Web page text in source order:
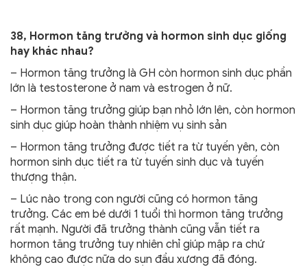
38, Hormon tăng trưởng và hormon sinh dục giống
hay khác nhau?
– Hormon tăng trưởng là GH còn hormon sinh dục phần
lớn là testosterone ở nam và estrogen ở nữ.
– Hormon tăng trưởng giúp bạn nhỏ lớn lên, còn hormon
sinh dục giúp hoàn thành nhiệm vụ sinh sản
– Hormon tăng trưởng được tiết ra từ tuyến yên, còn
hormon sinh dục tiết ra từ tuyến sinh dục và tuyến
thượng thận.
– Lúc nào trong con người cũng có hormon tăng
trưởng. Các em bé dưới 1 tuổi thì hormon tăng trưởng
rất mạnh. Người đã trưởng thành cũng vẫn tiết ra
hormon tăng trưởng tuy nhiên chỉ giúp mập ra chứ
không cao được nữa do sụn đầu xương đã đóng.